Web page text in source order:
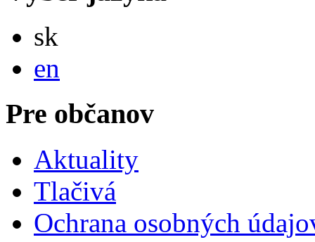
sk
en
Pre občanov
Aktuality
Tlačivá
Ochrana osobných